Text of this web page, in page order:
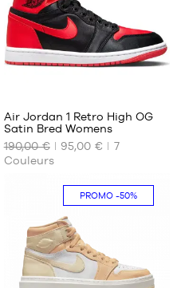
NOS
TAILLES
DISPONIBLES
Air Jordan 1 Retro High OG
Satin Bred Womens
190,00 €
95,00 €
7
Couleurs
PROMO -50%